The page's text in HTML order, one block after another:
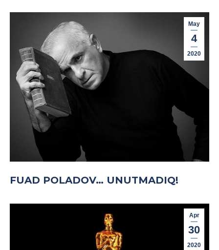
May
4
2020
FUAD POLADOV… UNUTMADIQ!
Apr
30
2020